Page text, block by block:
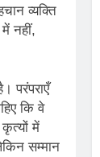
व्यक्ति
नहीं,
परंपराएँ
कि वे
कृत्यों में
सम्मान